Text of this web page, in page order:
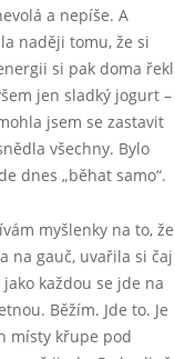
a nepíše. A
naději tomu, že si
si pak doma řekl
jen sladký jogurt –
jsem se zastavit
všechny. Bylo
dnes „běhat samo“.
myšlenky na to, že
na gauč, uvařila si čaj
každou se jde na
Běžím. Jde to. Je
místy křupe pod